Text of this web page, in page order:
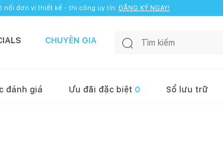
nối đơn vị thiết kế - thi công uy tín. ĐĂNG KÝ NGAY!
CHUYÊN GIA
đánh giá Ưu đãi đặc biệt 0 Sổ lưu trữ